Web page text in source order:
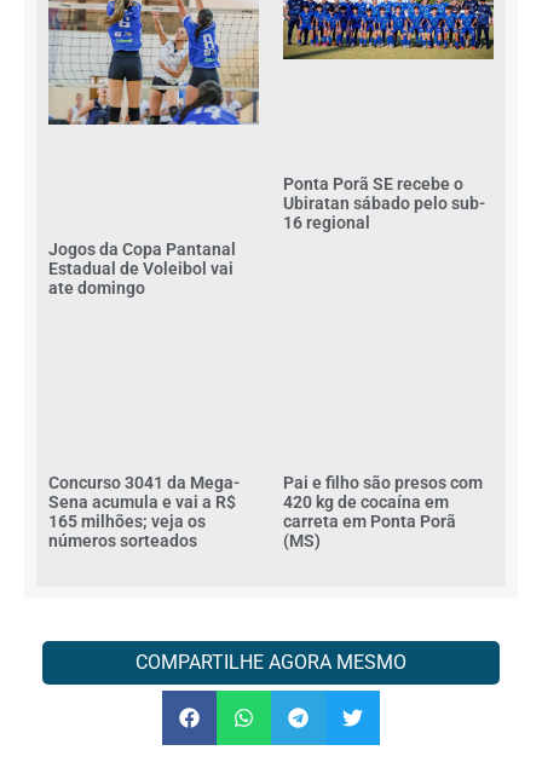
Jogos da Copa Pantanal
Estadual de Voleibol vai
ate domingo
Ponta Porã SE recebe o
Ubiratan sábado pelo sub-
16 regional
Concurso 3041 da Mega-
Sena acumula e vai a R$
165 milhões; veja os
números sorteados
Pai e filho são presos com
420 kg de cocaína em
carreta em Ponta Porã
(MS)
COMPARTILHE AGORA MESMO